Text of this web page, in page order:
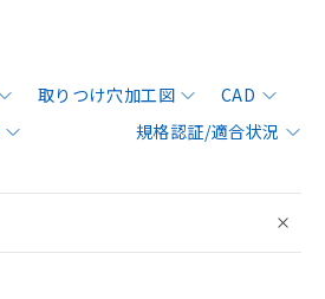
取りつけ穴加工図
CAD
規格認証/適合状況